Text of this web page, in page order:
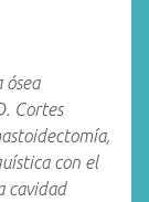
ósea
Cortes
con el
cavidad